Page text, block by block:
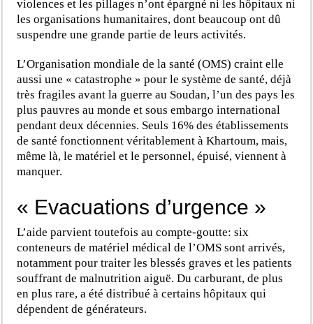
violences et les pillages n’ont épargné ni les hôpitaux ni
les organisations humanitaires, dont beaucoup ont dû
suspendre une grande partie de leurs activités.
L’Organisation mondiale de la santé (OMS) craint elle
aussi une « catastrophe » pour le système de santé, déjà
très fragiles avant la guerre au Soudan, l’un des pays les
plus pauvres au monde et sous embargo international
pendant deux décennies. Seuls 16% des établissements
de santé fonctionnent véritablement à Khartoum, mais,
même là, le matériel et le personnel, épuisé, viennent à
manquer.
« Evacuations d’urgence »
L’aide parvient toutefois au compte-goutte: six
conteneurs de matériel médical de l’OMS sont arrivés,
notamment pour traiter les blessés graves et les patients
souffrant de malnutrition aiguë. Du carburant, de plus
en plus rare, a été distribué à certains hôpitaux qui
dépendent de générateurs.